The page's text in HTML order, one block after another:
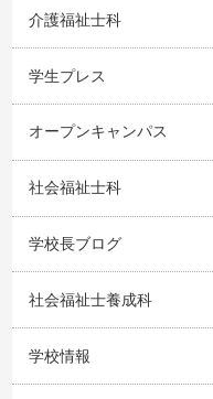
介護福祉士科
学生プレス
オープンキャンパス
社会福祉士科
学校長ブログ
社会福祉士養成科
学校情報